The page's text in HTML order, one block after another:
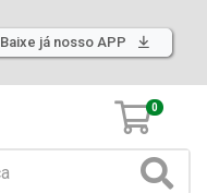
Baixe já nosso APP
0